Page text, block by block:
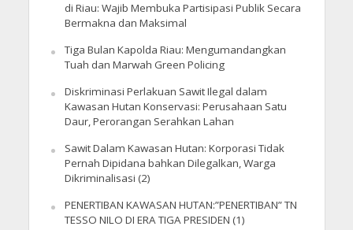
di Riau: Wajib Membuka Partisipasi Publik Secara
Bermakna dan Maksimal
Tiga Bulan Kapolda Riau: Mengumandangkan
Tuah dan Marwah Green Policing
Diskriminasi Perlakuan Sawit Ilegal dalam
Kawasan Hutan Konservasi: Perusahaan Satu
Daur, Perorangan Serahkan Lahan
Sawit Dalam Kawasan Hutan: Korporasi Tidak
Pernah Dipidana bahkan Dilegalkan, Warga
Dikriminalisasi (2)
PENERTIBAN KAWASAN HUTAN:”PENERTIBAN” TN
TESSO NILO DI ERA TIGA PRESIDEN (1)